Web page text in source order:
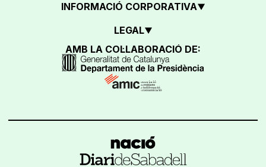
INFORMACIÓ CORPORATIVA
LEGAL
AMB LA COL·LABORACIÓ DE: